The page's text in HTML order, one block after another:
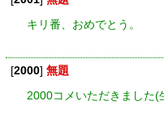
キリ番、おめでとう。
[2000]無題
2000コメいただきました(